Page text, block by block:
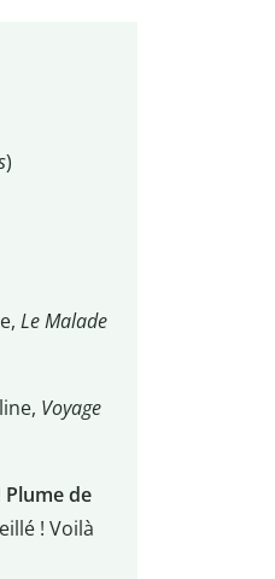
)
Le Malade
Voyage
Plume de
! Voilà